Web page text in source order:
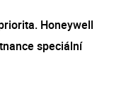
Honeywell
speciální